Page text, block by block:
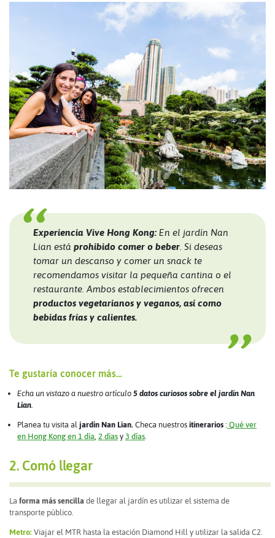
Experiencia Vive Hong Kong: En el jardín Nan
Lian está prohibido comer o beber . Si deseas
tomar un descanso y comer un snack te
recomendamos visitar la pequeña cantina o el
restaurante. Ambos establecimientos ofrecen
productos vegetarianos y veganos, así como
bebidas frías y calientes.
Te gustaría conocer más…
Echa un vistazo a nuestro artículo 5 datos curiosos sobre el jardín Nan
Lian.
Planea tu visita al jardín Nan Lian. Checa nuestros itinerarios : Qué ver
en Hong Kong en 1 día, 2 días y 3 días.
2. Comó llegar
La forma más sencilla de llegar al jardín es utilizar el sistema de
transporte público.
Metro: Viajar el MTR hasta la estación Diamond Hill y utilizar la salida C2.